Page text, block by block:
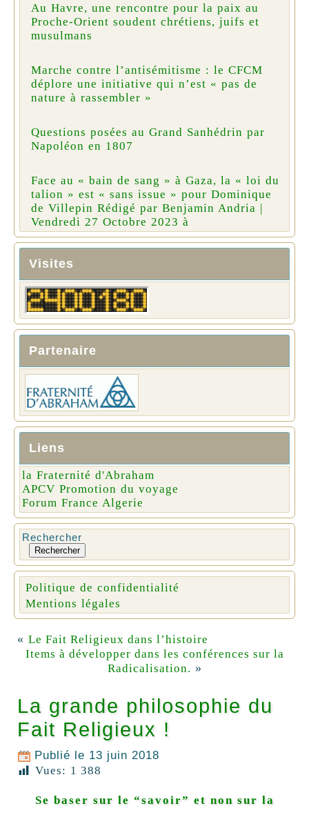
Au Havre, une rencontre pour la paix au
Proche-Orient soudent chrétiens, juifs et
musulmans
Marche contre l’antisémitisme : le CFCM
déplore une initiative qui n’est « pas de
nature à rassembler »
Questions posées au Grand Sanhédrin par
Napoléon en 1807
Face au « bain de sang » à Gaza, la « loi du
talion » est « sans issue » pour Dominique
de Villepin Rédigé par Benjamin Andria |
Vendredi 27 Octobre 2023 à
Visites
Partenaire
Liens
la Fraternité d'Abraham
APCV Promotion du voyage
Forum France Algerie
Rechercher
Rechercher
Politique de confidentialité
Mentions légales
« Le Fait Religieux dans l’histoire
Items à développer dans les conférences sur la
Radicalisation. »
La grande philosophie du
Fait Religieux !
Publié le 13 juin 2018
Vues: 1 388
Se baser sur le “savoir” et non sur la